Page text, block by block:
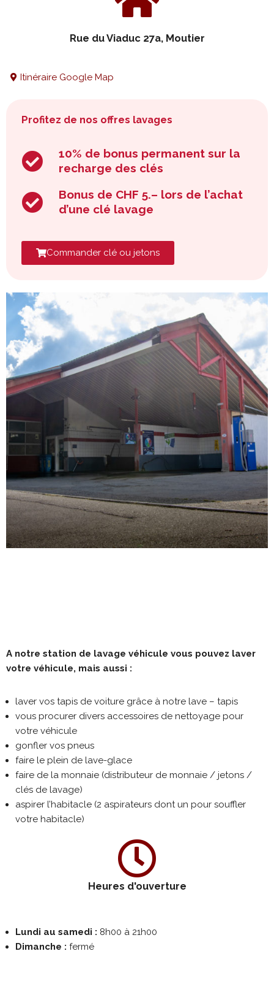
Rue du Viaduc 27a, Moutier
Itinéraire Google Map
Profitez de nos offres lavages
10% de bonus permanent sur la
recharge des clés
Bonus de CHF 5.– lors de l’achat
d’une clé lavage​
Commander clé ou jetons
A notre station de lavage véhicule vous pouvez laver
votre véhicule, mais aussi :
laver vos tapis de voiture grâce à notre lave – tapis
vous procurer divers accessoires de nettoyage pour
votre véhicule
gonfler vos pneus
faire le plein de lave-glace
faire de la monnaie (distributeur de monnaie / jetons /
clés de lavage)
aspirer l’habitacle (2 aspirateurs dont un pour souffler
votre habitacle)
Heures d'ouverture
Lundi au samedi : 8h00 à 21h00
Dimanche : fermé